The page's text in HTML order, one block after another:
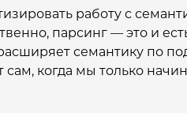
работу с
парсинг — это и
семантику по
когда мы только